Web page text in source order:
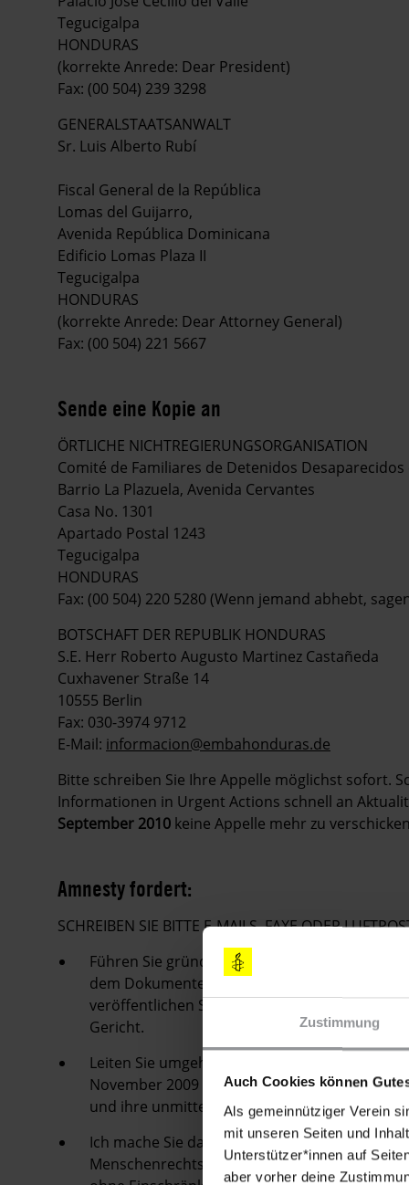
Zustimmung
Auch Cookies können
Als gemeinnütziger Verein
mit unseren Seiten und
Unterstützer*innen auf
aber vorher deine
Tegucigalpa
HONDURAS
(korrekte Anrede: Dear President)
Fax: (00 504) 239 3298
GENERALSTAATSANWALT
Sr. Luis Alberto Rubí
Fiscal General de la República
Lomas del Guijarro,
Avenida República Dominicana
Edificio Lomas Plaza II
Tegucigalpa
HONDURAS
(korrekte Anrede: Dear Attorney General)
Fax: (00 504) 221 5667
Sende eine Kopie an
ÖRTLICHE NICHTREGIERUNGSORGANISATION
Comité de Familiares de Detenidos Desaparecidos
Barrio La Plazuela, Avenida Cervantes
Casa No. 1301
Apartado Postal 1243
Tegucigalpa
HONDURAS
Fax: (00 504) 220 5280 (Wenn jemand abhebt,
BOTSCHAFT DER REPUBLIK HONDURAS
S.E. Herr Roberto Augusto Martinez Castañeda
Cuxhavener Straße 14
10555 Berlin
Fax: 030-3974 9712
E-Mail: informacion@embahonduras.de
Bitte schreiben Sie Ihre Appelle möglichst sofort.
Informationen in Urgent Actions schnell an
September 2010 keine Appelle mehr zu
Amnesty fordert:
SCHREIBEN SIE BITTE E-MAILS, FAXE ODER
Führen Sie gründliche und unparteiische
dem Dokumente und ein Laptop aus dem
veröffentlichen Sie die Ergebnisse Ihrer
Gericht.
Leiten Sie umgehend alle erforderlichen
November 2009 nach angemessenem Schutz
und ihre unmittelbaren Familienangehörigen
Ich mache Sie darauf aufmerksam, dass in
Menschenrechtsverteidigern das Recht aller